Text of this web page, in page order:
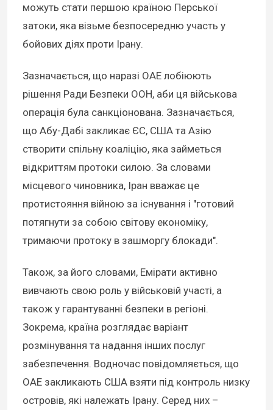
можуть стати першою країною Перської
затоки, яка візьме безпосередню участь у
бойових діях проти Ірану.
Зазначається, що наразі ОАЕ лобіюють
рішення Ради Безпеки ООН, аби ця військова
операція була санкціонована. Зазначається,
що Абу-Дабі закликає ЄС, США та Азію
створити спільну коаліцію, яка займеться
відкриттям протоки силою. За словами
місцевого чиновника, Іран вважає це
протистояння війною за існування і "готовий
потягнути за собою світову економіку,
тримаючи протоку в зашморгу блокади".
Також, за його словами, Емірати активно
вивчають свою роль у військовій участі, а
також у гарантуванні безпеки в регіоні.
Зокрема, країна розглядає варіант
розмінування та надання інших послуг
забезпечення. Водночас повідомляється, що
ОАЕ закликають США взяти під контроль низку
островів, які належать Ірану. Серед них –